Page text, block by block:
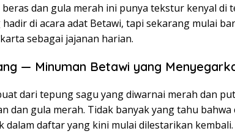
dan gula merah ini punya tekstur kenyal di
di acara adat Betawi, tapi sekarang mulai
sebagai jajanan harian.
— Minuman Betawi yang
dari tepung sagu yang diwarnai merah dan
dan gula merah. Tidak banyak yang tahu bahwa
dalam daftar yang kini mulai dilestarikan kembali.